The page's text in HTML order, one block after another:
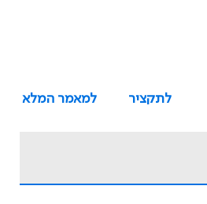
לתקציר
למאמר המלא